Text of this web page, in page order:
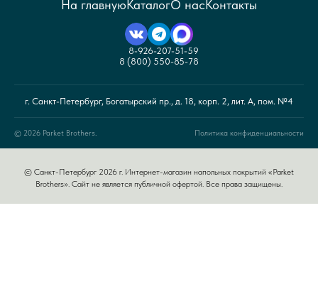
На главнуюКаталогО насКонтакты
8-926-207-51-59
8 (800) 550-85-78
г. Санкт-Петербург, Богатырский пр., д. 18, корп. 2, лит. А, пом. №4
© 2026 Parket Brothers. Политика конфиденциальности
© Санкт-Петербург 2026 г. Интернет-магазин напольных покрытий «Parket
Brothers». Сайт не является публичной офертой. Все права защищены.